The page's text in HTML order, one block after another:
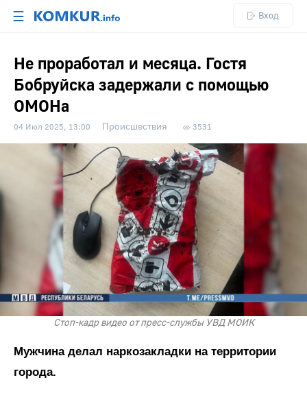
☰ Вход
Не проработал и месяца. Гостя
Бобруйска задержали с помощью
ОМОНа
04 Июл 2025, 13:00 Происшествия 3531
Стоп-кадр видео от пресс-службы УВД МОИК
Мужчина делал наркозакладки на территории
города.